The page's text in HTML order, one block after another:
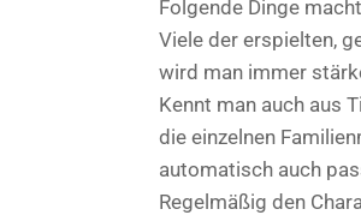
Folgende Dinge macht
Viele der erspielten,
wird man immer
Kennt man auch aus
die einzelnen
automatisch auch
Regelmäßig den